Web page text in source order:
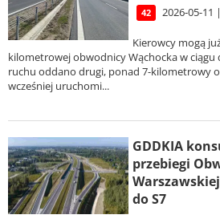
42 2026-05-11
Kierowcy mogą
kilometrowej obwodnicy Wąchocka w ciągu
ruchu oddano drugi, ponad 7-kilometrowy
wcześniej uruchomi...
GDDKIA
przebiegi
do S7